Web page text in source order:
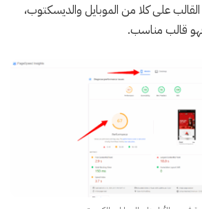
على كلا من الموبايل والديسكتوب،